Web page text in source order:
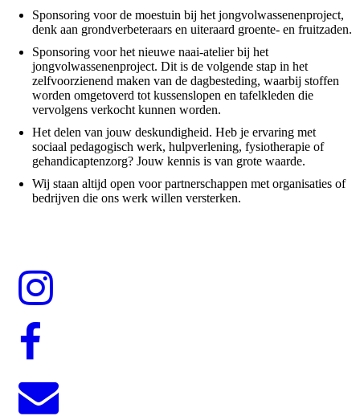
Sponsoring voor de moestuin bij het jongvolwassenenproject,
denk aan grondverbeteraars en uiteraard groente- en fruitzaden.
Sponsoring voor het nieuwe naai-atelier bij het
jongvolwassenenproject. Dit is de volgende stap in het
zelfvoorzienend maken van de dagbesteding, waarbij stoffen
worden omgetoverd tot kussenslopen en tafelkleden die
vervolgens verkocht kunnen worden.
Het delen van jouw deskundigheid. Heb je ervaring met
sociaal pedagogisch werk, hulpverlening, fysiotherapie of
gehandicaptenzorg? Jouw kennis is van grote waarde.
Wij staan altijd open voor partnerschappen met organisaties of
bedrijven die ons werk willen versterken.